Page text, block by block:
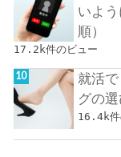
いよ
順）
17.2k件のビュー
就活
グの
16.4k件